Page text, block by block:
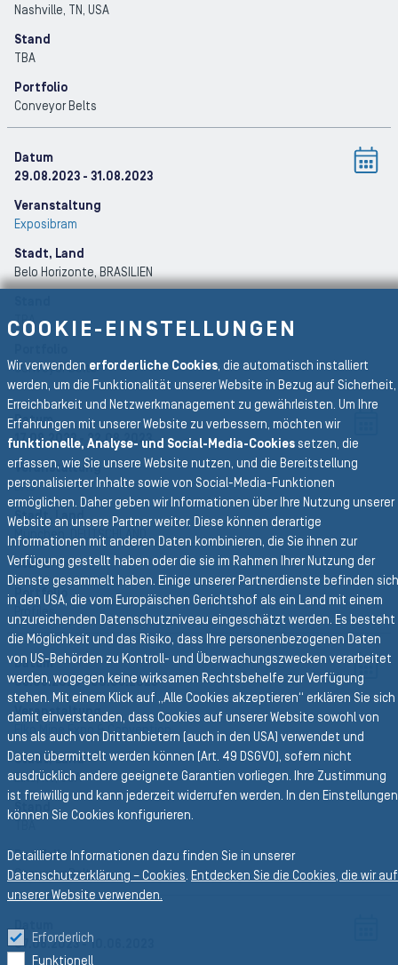
Nashville, TN, USA
Stand
TBA
Portfolio
Conveyor Belts
Datum
29.08.2023 - 31.08.2023
Veranstaltung
Exposibram
Stadt, Land
Belo Horizonte, BRASILIEN
TBA
Conveyor Belts
Datum
17.08.2023- 22.08.2023
Veranstaltung
BAU
Stadt, Land
München
, DEUTSCHLAND
Stand
Portfolio
Profiles
Datum
08.06.2023- 09.06.2023
Veranstaltung
Elko Mine Expo & Convention
Stadt, Land
Elko, NV, USA
Stand
Portfolio
Conveyor Belts
07.06.2023- 10.06.2023
COOKIE-EINSTELLUNGEN
Wir verwenden erforderliche Cookies, die automatisch installiert
werden, um die Funktionalität unserer Website in Bezug auf Sicherheit,
Erreichbarkeit und Netzwerkmanagement zu gewährleisten. Um Ihre
Erfahrungen mit unserer Website zu verbessern, möchten wir
funktionelle, Analyse- und Social-Media-Cookiessetzen, die
erfassen, wie Sie unsere Website nutzen, und die Bereitstellung
personalisierter Inhalte sowie von Social-Media-Funktionen
ermöglichen. Daher geben wir Informationen über Ihre Nutzung unserer
Website an unsere Partner weiter. Diese können derartige
Informationen mit anderen Daten kombinieren, die Sie ihnen zur
Verfügung gestellt haben oder die sie im Rahmen Ihrer Nutzung der
Dienste gesammelt haben. Einige unserer Partnerdienste befinden sich
in den USA, die vom Europäischen Gerichtshof als ein Land mit einem
unzureichenden Datenschutzniveau eingeschätzt werden. Es besteht
die Möglichkeit und das Risiko, dass Ihre personenbezogenen Daten
von US-Behörden zu Kontroll- und Überwachungszwecken verarbeitet
werden, wogegen keine wirksamen Rechtsbehelfe zur Verfügung
stehen. Mit einem Klick auf „Alle Cookies akzeptieren“ erklären Sie sich
damit einverstanden, dass Cookies auf unserer Website sowohl von
uns als auch von Drittanbietern (auch in den USA) verwendet und
Daten übermittelt werden können (Art. 49 DSGVO), sofern nicht
ausdrücklich andere geeignete Garantien vorliegen. Ihre Zustimmung
ist freiwillig und kann jederzeit widerrufen werden. In den Einstellungen
können Sie Cookies konfigurieren.
Detaillierte Informationen dazu finden Sie in unserer
Datenschutzerklärung – Cookies. Entdecken Sie die Cookies, die wir auf
unserer Website verwenden.
Erforderlich
Funktionell